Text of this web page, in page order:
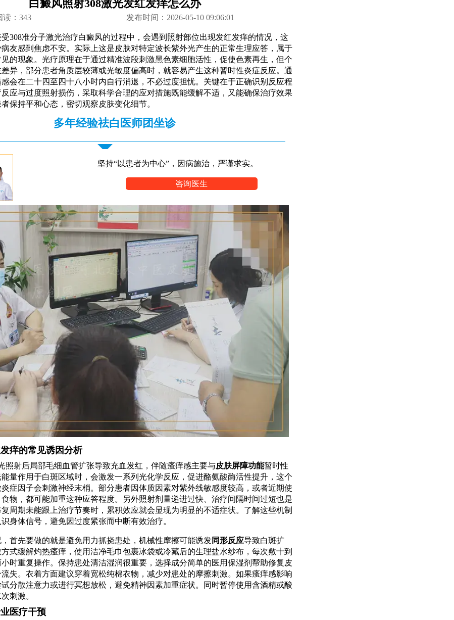
白癜风照射308激光发红发痒怎么办
读： 343 发布时间：2026-05-10 09:06:01
308准分子激光治疗白癜风的过程中，会遇到照射部位出现发红发痒的情况，这
友感到焦虑不安。实际上这是皮肤对特定波长紫外光产生的正常生理应答，属于
的现象。光疗原理在于通过精准波段刺激黑色素细胞活性，促使色素再生，但个
异，部分患者角质层较薄或光敏度偏高时，就容易产生这种暂时性炎症反应。通
会在二十四至四十八小时内自行消退，不必过度担忧。关键在于正确识别反应程
应与过度照射损伤，采取科学合理的应对措施既能缓解不适，又能确保治疗效果
保持平和心态，密切观察皮肤变化细节。
多年经验祛白医师团坐诊
坚持“以患者为中心”，因病施治，严谨求实。
咨询医生
痒的常见诱因分析
照射后局部毛细血管扩张导致充血发红，伴随瘙痒感主要与皮肤屏障功能暂时性
量作用于白斑区域时，会激发一系列光化学反应，促进酪氨酸酶活性提升，这个
症因子会刺激神经末梢。部分患者因体质因素对紫外线敏感度较高，或者近期使
物，都可能加重这种应答程度。另外照射剂量递进过快、治疗间隔时间过短也是
周期未能跟上治疗节奏时，累积效应就会显现为明显的不适症状。了解这些机制
身体信号，避免因过度紧张而中断有效治疗。
首先要做的就是避免用力抓挠患处，机械性摩擦可能诱发同形反应导致白斑扩
式缓解灼热瘙痒，使用洁净毛巾包裹冰袋或冷藏后的生理盐水纱布，每次敷十到
时重复操作。保持患处清洁湿润很重要，选择成分简单的医用保湿剂帮助修复皮
失。衣着方面建议穿着宽松纯棉衣物，减少对患处的摩擦刺激。如果瘙痒感影响
分散注意力或进行冥想放松，避免精神因素加重症状。同时暂停使用含酒精或酸
刺激。
医疗干预